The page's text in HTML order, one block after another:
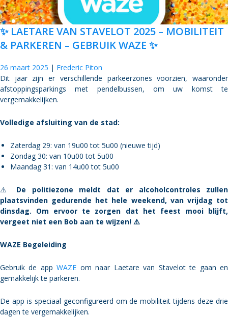
✨ LAETARE VAN STAVELOT 2025 – MOBILITEIT
& PARKEREN – GEBRUIK WAZE ✨
26 maart 2025
Frederic Piton
Dit jaar zijn er verschillende parkeerzones voorzien, waaronder
afstoppingsparkings met pendelbussen, om uw komst te
vergemakkelijken.
Volledige afsluiting van de stad:
Zaterdag 29: van 19u00 tot 5u00 (nieuwe tijd)
Zondag 30: van 10u00 tot 5u00
Maandag 31: van 14u00 tot 5u00
⚠️ De politiezone meldt dat er alcoholcontroles zullen
plaatsvinden gedurende het hele weekend, van vrijdag tot
dinsdag. Om ervoor te zorgen dat het feest mooi blijft,
vergeet niet een Bob aan te wijzen! ⚠️
WAZE Begeleiding
Gebruik de appWAZE om naar Laetare van Stavelot te gaan en
gemakkelijk te parkeren.
De app is speciaal geconfigureerd om de mobiliteit tijdens deze drie
dagen te vergemakkelijken.